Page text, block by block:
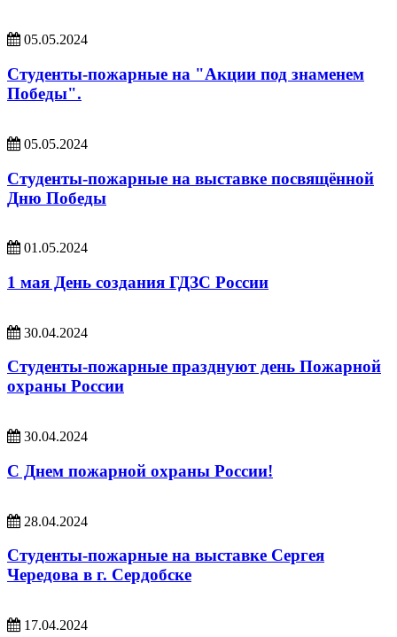
05.05.2024
Студенты-пожарные на "Акции под знаменем
Победы".
05.05.2024
Студенты-пожарные на выставке посвящённой
Дню Победы
01.05.2024
1 мая День создания ГДЗС России
30.04.2024
Студенты-пожарные празднуют день Пожарной
охраны России
30.04.2024
С Днем пожарной охраны России!
28.04.2024
Студенты-пожарные на выставке Сергея
Чередова в г. Сердобске
17.04.2024